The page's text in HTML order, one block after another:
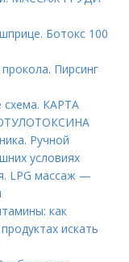
Ботокс 100
Пирсинг
схема. КАРТА
Ручной
условиях
LPG массаж —
как
искать